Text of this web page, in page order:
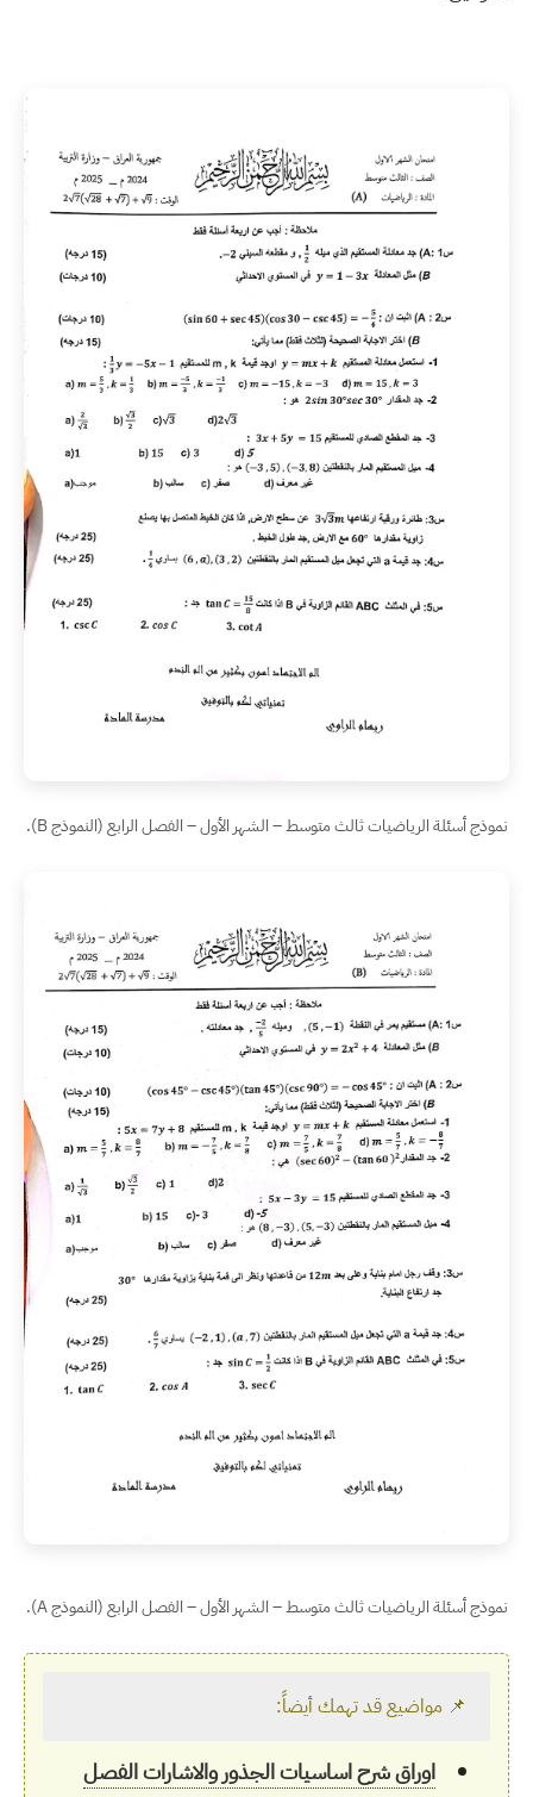
نموذج أسئلة الرياضيات ثالث متوسط – الشهر الأول – الفصل الرابع (النموذج B).
نموذج أسئلة الرياضيات ثالث متوسط – الشهر الأول – الفصل الرابع (النموذج A).
📌 مواضيع قد تهمك أيضاً:
اوراق شرح اساسيات الجذور والاشارات الفصل